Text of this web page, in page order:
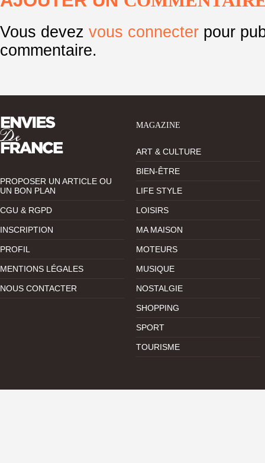
Vous devez vous connecter pour
commentaire.
PROPOSER UN ARTICLE OU
UN BON PLAN
CGU & RGPD
INSCRIPTION
PROFIL
MENTIONS LÉGALES
NOUS CONTACTER
MAGAZINE
ART & CULTURE
BIEN-ÊTRE
LIFE STYLE
LOISIRS
MA MAISON
MOTEURS
MUSIQUE
NOSTALGIE
SHOPPING
SPORT
TOURISME